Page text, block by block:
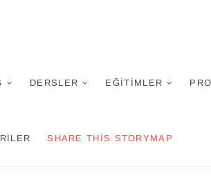
DERSLER EĞITIMLER
SHARE THIS STORYMAP